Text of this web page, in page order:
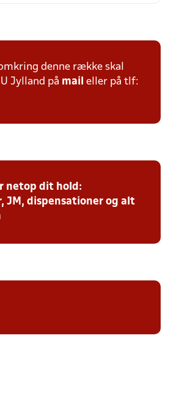
denne række skal
Jylland på mail eller på tlf:
netop dit hold:
JM, dispensationer og alt